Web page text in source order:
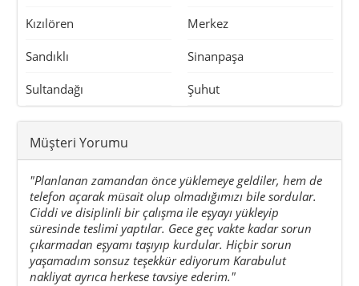
Kızılören Merkez
Sandıklı Sinanpaşa
Sultandağı Şuhut
Müşteri Yorumu
"Planlanan zamandan önce yüklemeye geldiler, hem de
telefon açarak müsait olup olmadığımızı bile sordular.
Ciddi ve disiplinli bir çalışma ile eşyayı yükleyip
süresinde teslimi yaptılar. Gece geç vakte kadar sorun
çıkarmadan eşyamı taşıyıp kurdular. Hiçbir sorun
yaşamadım sonsuz teşekkür ediyorum Karabulut
nakliyat ayrıca herkese tavsiye ederim."